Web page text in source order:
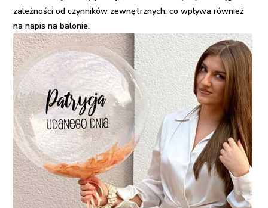
zależności od czynników zewnętrznych, co wpływa również
na napis na balonie.